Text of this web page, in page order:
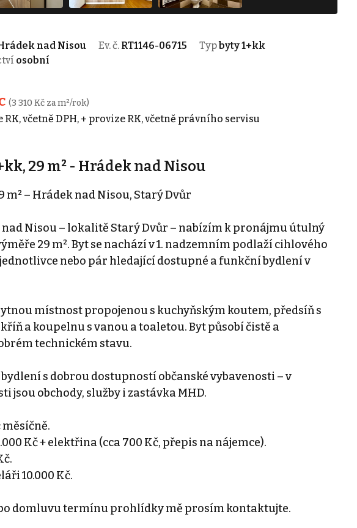
nad Nisou Ev. č. RT1146-06715 Typbyty 1+kk
osobní
(3 310 Kč za m²/rok)
včetně DPH, + provize RK, včetně právního servisu
29 m² - Hrádek nad Nisou
m² – Hrádek nad Nisou, Starý Dvůr
Nisou – lokalitě Starý Dvůr – nabízím k pronájmu útulný
29 m². Byt se nachází v 1. nadzemním podlaží cihlového
nebo pár hledající dostupné a funkční bydlení v
místnost propojenou s kuchyňským koutem, předsíň s
a koupelnu s vanou a toaletou. Byt působí čistě a
technickém stavu.
s dobrou dostupností občanské vybavenosti – v
jsou obchody, služby i zastávka MHD.
měsíčně.
Kč + elektřina (cca 700 Kč, přepis na nájemce).
10.000 Kč.
domluvu termínu prohlídky mě prosím kontaktujte.